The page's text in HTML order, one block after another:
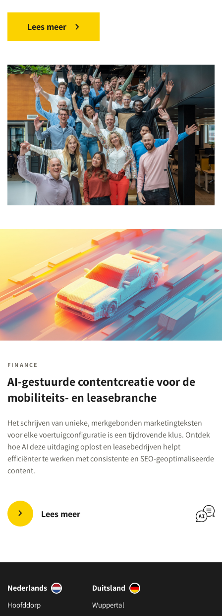
Lees meer
FINANCE
AI-gestuurde contentcreatie voor de
mobiliteits- en leasebranche
Het schrijven van unieke, merkgebonden marketingteksten
voor elke voertuigconfiguratie is een tijdrovende klus. Ontdek
hoe AI deze uitdaging oplost en leasebedrijven helpt
efficiënter te werken met consistente en SEO-geoptimaliseerde
content.
Lees meer
Nederlands
Hoofddorp
Duitsland
Wuppertal